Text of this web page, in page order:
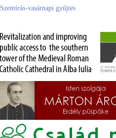
Szentírás-vasárnapi gyűjtés